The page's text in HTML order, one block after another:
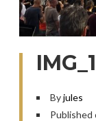
Byjules
Published